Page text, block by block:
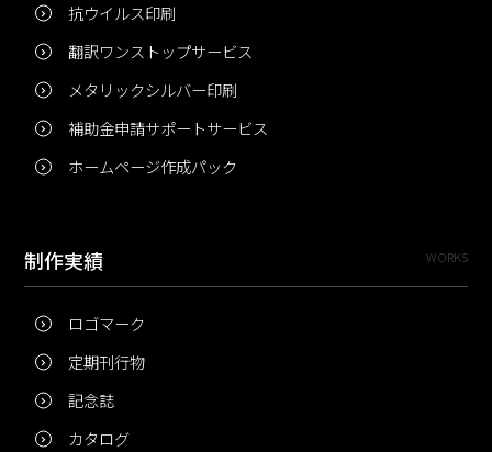
抗ウイルス印刷
翻訳ワンストップサービス
メタリックシルバー印刷
補助金申請サポートサービス
ホームページ作成パック
制作実績 WORKS
ロゴマーク
定期刊行物
記念誌
カタログ